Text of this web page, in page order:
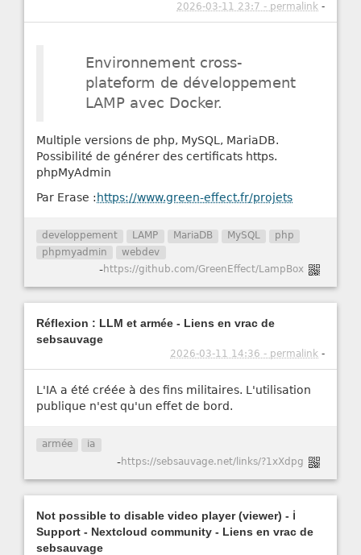
2026-03-11 23:7 - permalink -
Environnement cross-
plateform de développement
LAMP avec Docker.
Multiple versions de php, MySQL, MariaDB.
Possibilité de générer des certificats https.
phpMyAdmin
Par Erase : https://www.green-effect.fr/projets
developpement LAMP MariaDB MySQL
php
phpmyadmin
webdev
-https://github.com/GreenEffect/LampBox
Réflexion : LLM et armée - Liens en vrac de
sebsauvage
2026-03-11 14:36 - permalink -
L'IA a été créée à des fins militaires. L'utilisation
publique n'est qu'un effet de bord.
armée ia
-https://sebsauvage.net/links/?1xXdpg
Not possible to disable video player (viewer) - ℹ️
Support - Nextcloud community - Liens en vrac de
sebsauvage